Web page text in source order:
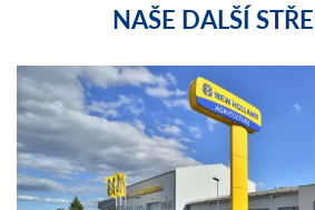
NAŠE DALŠÍ